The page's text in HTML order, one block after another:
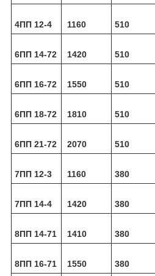
4ПП 12-4 1160 510
6ПП 14-72 1420 510
6ПП 16-72 1550 510
6ПП 18-72 1810 510
6ПП 21-72 2070 510
7ПП 12-3 1160 380
7ПП 14-4 1420 380
8ПП 14-71 1410 380
8ПП 16-71 1550 380